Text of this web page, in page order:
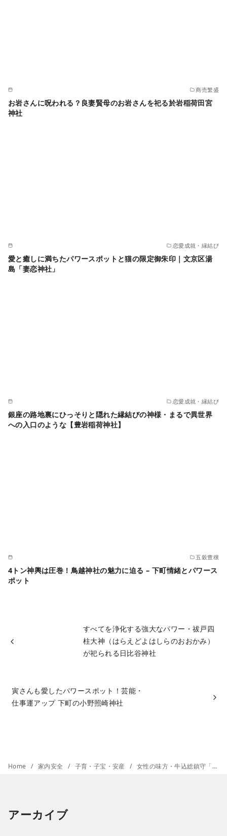
商売繁盛
お岩さんに呪われる？良妻賢母のお岩さんを祀る於岩稲荷田宮
神社
恋愛成就・縁結び
愛と癒しに満ちたパワースポットと猫の限定御朱印｜文京区湯
島「妻恋神社」
恋愛成就・縁結び
銀座の路地裏にひっそりと隠れた縁結びの神様・まるで異世界
への入口のような【豊岩稲荷神社】
五穀豊穣
4トン神輿は圧巻！鳥越神社の魅力に迫る – 下町情緒とパワース
ポット
すべてを浄化する強大なパワー・祓戸四
柱大神（はらえどよはしらのおおかみ）
が祀られる日比谷神社
寅さんも愛したパワースポット！芸能・
仕事運アップ 下町の小野照崎神社
Home 家内安全 子育・子宝・安産 女性の味方・牛込総鎮守「赤城神社」目玉おやじと鬼太郎御守
アーカイブ